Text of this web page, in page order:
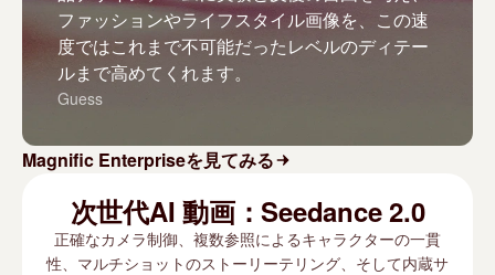
ファッションやライフスタイル画像を、この速
度ではこれまで不可能だったレベルのディテー
ルまで高めてくれます。
Guess
Magnific Enterpriseを見てみる
次世代AI 動画：Seedance 2.0
正確なカメラ制御、複数参照によるキャラクターの一貫
性、マルチショットのストーリーテリング、そして内蔵サ